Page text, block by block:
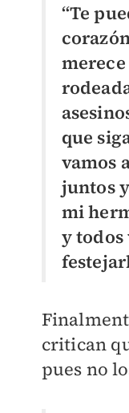
“Te
que
vamos
juntos
mi
y todos
critican
pues no